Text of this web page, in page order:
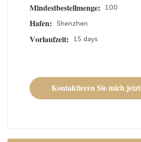
Mindestbestellmenge:
100
Hafen:
Shenzhen
Vorlaufzeit:
15 days
Kontaktieren Sie mich jetzt